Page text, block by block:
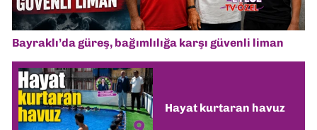
Bayraklı’da güreş, bağımlılığa karşı güvenli liman
Hayat kurtaran havuz